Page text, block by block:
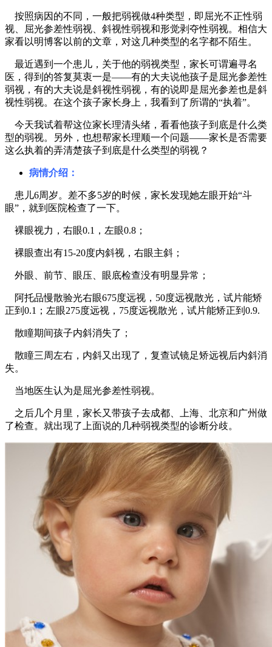
按照病因的不同，一般把弱视做4种类型，即屈光不正性弱
视、屈光参差性弱视、斜视性弱视和形觉剥夺性弱视。相信大
家看以明博客以前的文章，对这几种类型的名字都不陌生。
最近遇到一个患儿，关于他的弱视类型，家长可谓遍寻名
医，得到的答复莫衷一是——有的大夫说他孩子是屈光参差性
弱视，有的大夫说是斜视性弱视，有的说即是屈光参差也是斜
视性弱视。在这个孩子家长身上，我看到了所谓的“执着”。
今天我试着帮这位家长理清头绪，看看他孩子到底是什么类
型的弱视。另外，也想帮家长理顺一个问题——家长是否需要
这么执着的弄清楚孩子到底是什么类型的弱视？
病情介绍：
患儿6周岁。差不多5岁的时候，家长发现她左眼开始“斗
眼”，就到医院检查了一下。
裸眼视力，右眼0.1，左眼0.8；
裸眼查出有15-20度内斜视，右眼主斜；
外眼、前节、眼压、眼底检查没有明显异常；
阿托品慢散验光右眼675度远视，50度远视散光，试片能矫
正到0.1；左眼275度远视，75度远视散光，试片能矫正到0.9.
散瞳期间孩子内斜消失了；
散瞳三周左右，内斜又出现了，复查试镜足矫远视后内斜消
失。
当地医生认为是屈光参差性弱视。
之后几个月里，家长又带孩子去成都、上海、北京和广州做
了检查。就出现了上面说的几种弱视类型的诊断分歧。